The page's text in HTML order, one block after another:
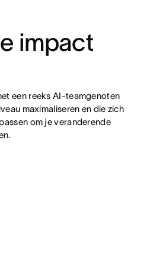
impact
een reeks AI-teamgenoten
maximaliseren en die zich
om je veranderende